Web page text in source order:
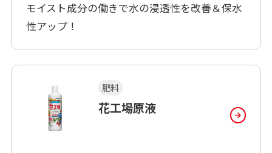
モイスト成分の働きで水の浸透性を改善＆保水
性アップ！
肥料
花工場原液